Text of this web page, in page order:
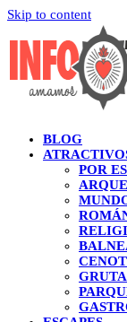
Skip to content
BLOG
POR